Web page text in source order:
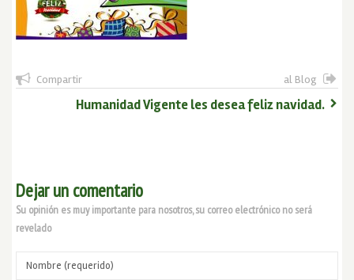
Compartir al Blog
Humanidad Vigente les desea feliz navidad.
Dejar un comentario
Su opinión es muy importante para nosotros, su correo electrónico no será
revelado